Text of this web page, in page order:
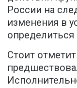
России на
изменения в
Стоит